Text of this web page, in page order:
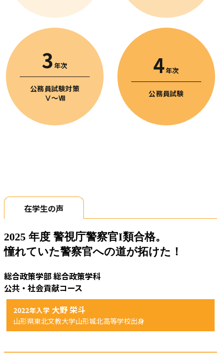
3年次
公務員試験対策
Ⅴ〜Ⅷ
4年次
公務員試験
在学生の声
2025 年度 警視庁警察官I類合格。
憧れていた警察官への道が拓けた！
総合政策学部 総合政策学科
公共・社会貢献コース
2022年入学 大野 栄斗
山形県東北文教大学山形城北高等学校出身